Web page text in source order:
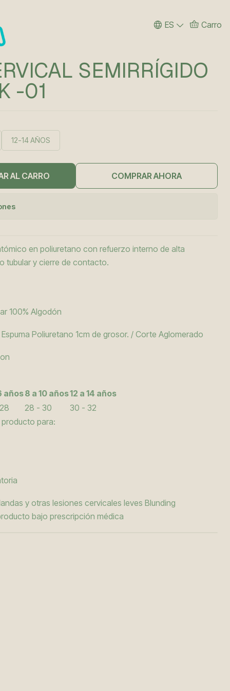
ES Carro
SEMIRRÍGIDO
-01
12-14 AÑOS
AL CARRO COMPRAR AHORA
en poliuretano con refuerzo interno de alta
tubular y cierre de contacto.
100% Algodón
Poliuretano 1cm de grosor. / Corte Aglomerado
años8 a 10 años12 a 14 años
28 - 30
30 - 32
para:
y otras lesiones cervicales leves Blunding
bajo prescripción médica